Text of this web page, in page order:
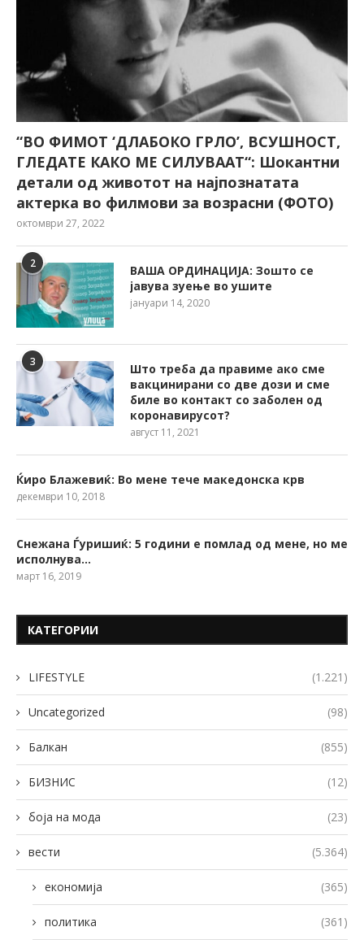
“ВО ФИМОТ ‘ДЛАБОКО ГРЛО’, ВСУШНОСТ,
ГЛЕДАТЕ КАКО МЕ СИЛУВААТ“: Шокантни
детали од животот на најпознатата
актерка во филмови за возрасни (ФОТО)
октомври 27, 2022
2
ВАША ОРДИНАЦИЈА: Зошто се
јавува зуење во ушите
јануари 14, 2020
3
Што треба да правиме ако сме
вакцинирани со две дози и сме
биле во контакт со заболен од
коронавирусот?
август 11, 2021
Ќиро Блажевиќ: Во мене тече македонска крв
декември 10, 2018
Снежана Ѓуришиќ: 5 години е помлад од мене, но ме
исполнува…
март 16, 2019
КАТЕГОРИИ
LIFESTYLE (1.221)
Uncategorized (98)
Балкан (855)
БИЗНИС (12)
боја на мода (23)
вести (5.364)
економија (365)
политика (361)